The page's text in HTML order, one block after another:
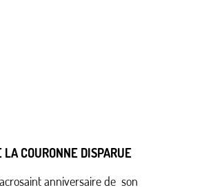
COURONNE DISPARUE
anniversaire de son